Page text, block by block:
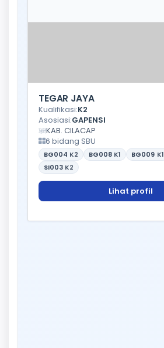
TEGAR JAYA
Kualifikasi:K2
Asosiasi:GAPENSI
KAB. CILACAP
6 bidang SBU
BG004 K2 BG008 K1 BG009 K1
SI003 K2
Lihat profil